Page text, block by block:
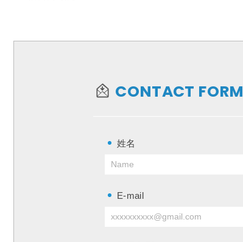
CONTACT FORM
姓名
E-mail